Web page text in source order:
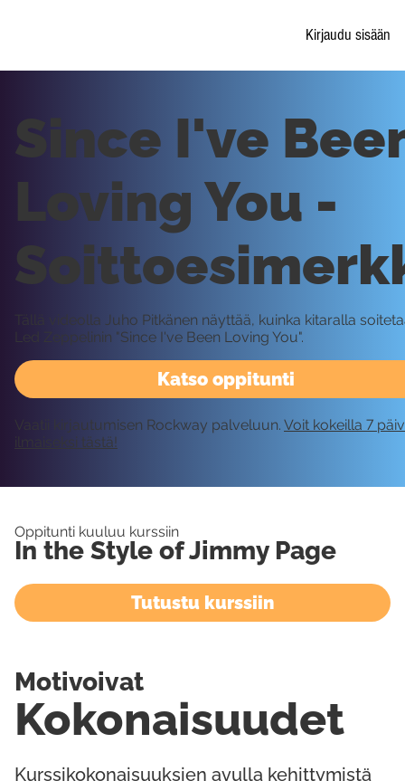
Kirjaudu sisään
Katso oppitunti
Since I've
Loving You -
Tällä videolla Juho Pitkänen näyttää, kuinka kitaralla
Led Zeppelinin "Since I've Been Loving You".
Vaatii kirjautumisen Rockway palveluun. Voit kokeilla 7
ilmaiseksi tästä!
Oppitunti kuuluu kurssiin
In the Style of Jimmy Page
Tutustu kurssiin
Kurssikokonaisuuksien avulla kehittymistä
Kokonaisuudet
Motivoivat